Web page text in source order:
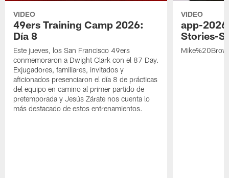
VIDEO
49ers Training Camp 2026:
Día 8
Este jueves, los San Francisco 49ers
conmemoraron a Dwight Clark con el 87 Day.
Exjugadores, familiares, invitados y
aficionados presenciaron el día 8 de prácticas
del equipo en camino al primer partido de
pretemporada y Jesús Zárate nos cuenta lo
más destacado de estos entrenamientos.
VIDEO
app-
Stories-